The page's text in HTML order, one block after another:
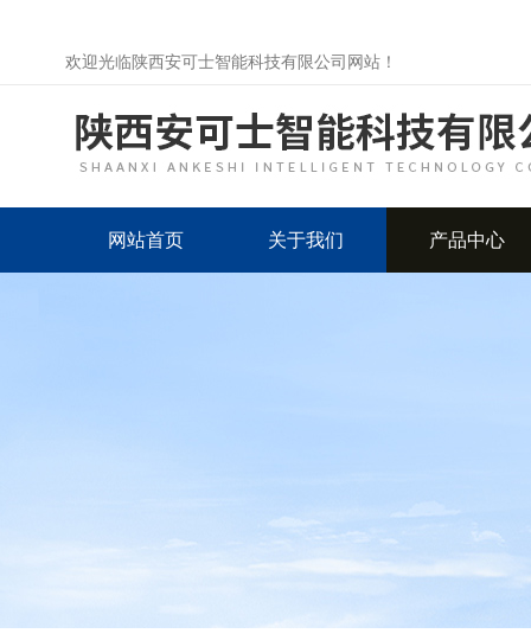
欢迎光临陕西安可士智能科技有限公司网站！
网站首页 关于我们 产品中心